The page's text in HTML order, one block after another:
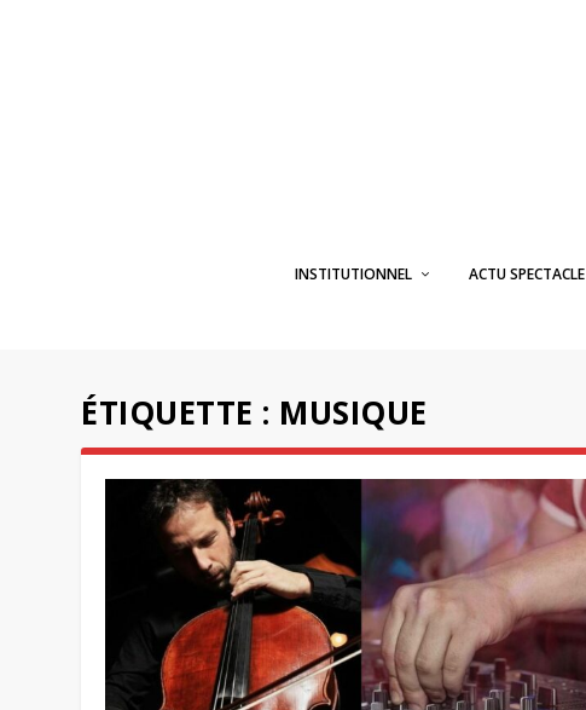
INSTITUTIONNEL ACTU SPECTACLE
ÉTIQUETTE : MUSIQUE